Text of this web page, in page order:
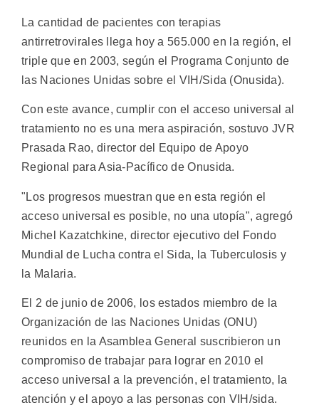
La cantidad de pacientes con terapias
antirretrovirales llega hoy a 565.000 en la región, el
triple que en 2003, según el Programa Conjunto de
las Naciones Unidas sobre el VIH/Sida (Onusida).
Con este avance, cumplir con el acceso universal al
tratamiento no es una mera aspiración, sostuvo JVR
Prasada Rao, director del Equipo de Apoyo
Regional para Asia-Pacífico de Onusida.
"Los progresos muestran que en esta región el
acceso universal es posible, no una utopía", agregó
Michel Kazatchkine, director ejecutivo del Fondo
Mundial de Lucha contra el Sida, la Tuberculosis y
la Malaria.
El 2 de junio de 2006, los estados miembro de la
Organización de las Naciones Unidas (ONU)
reunidos en la Asamblea General suscribieron un
compromiso de trabajar para lograr en 2010 el
acceso universal a la prevención, el tratamiento, la
atención y el apoyo a las personas con VIH/sida.